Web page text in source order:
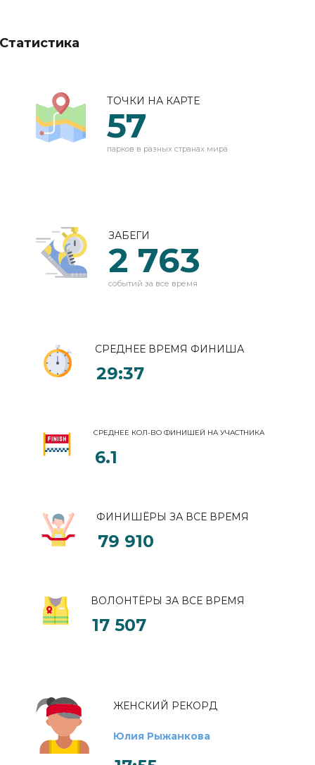
Статистика
ТОЧКИ НА КАРТЕ
57
парков в разных странах мира
ЗАБЕГИ
2 763
событий за все время
СРЕДНЕЕ ВРЕМЯ ФИНИША
29:37
СРЕДНЕЕ КОЛ-ВО ФИНИШЕЙ НА УЧАСТНИКА
6.1
ФИНИШЁРЫ ЗА ВСЕ ВРЕМЯ
79 910
ВОЛОНТЁРЫ ЗА ВСЕ ВРЕМЯ
17 507
ЖЕНСКИЙ РЕКОРД
Юлия Рыжанкова